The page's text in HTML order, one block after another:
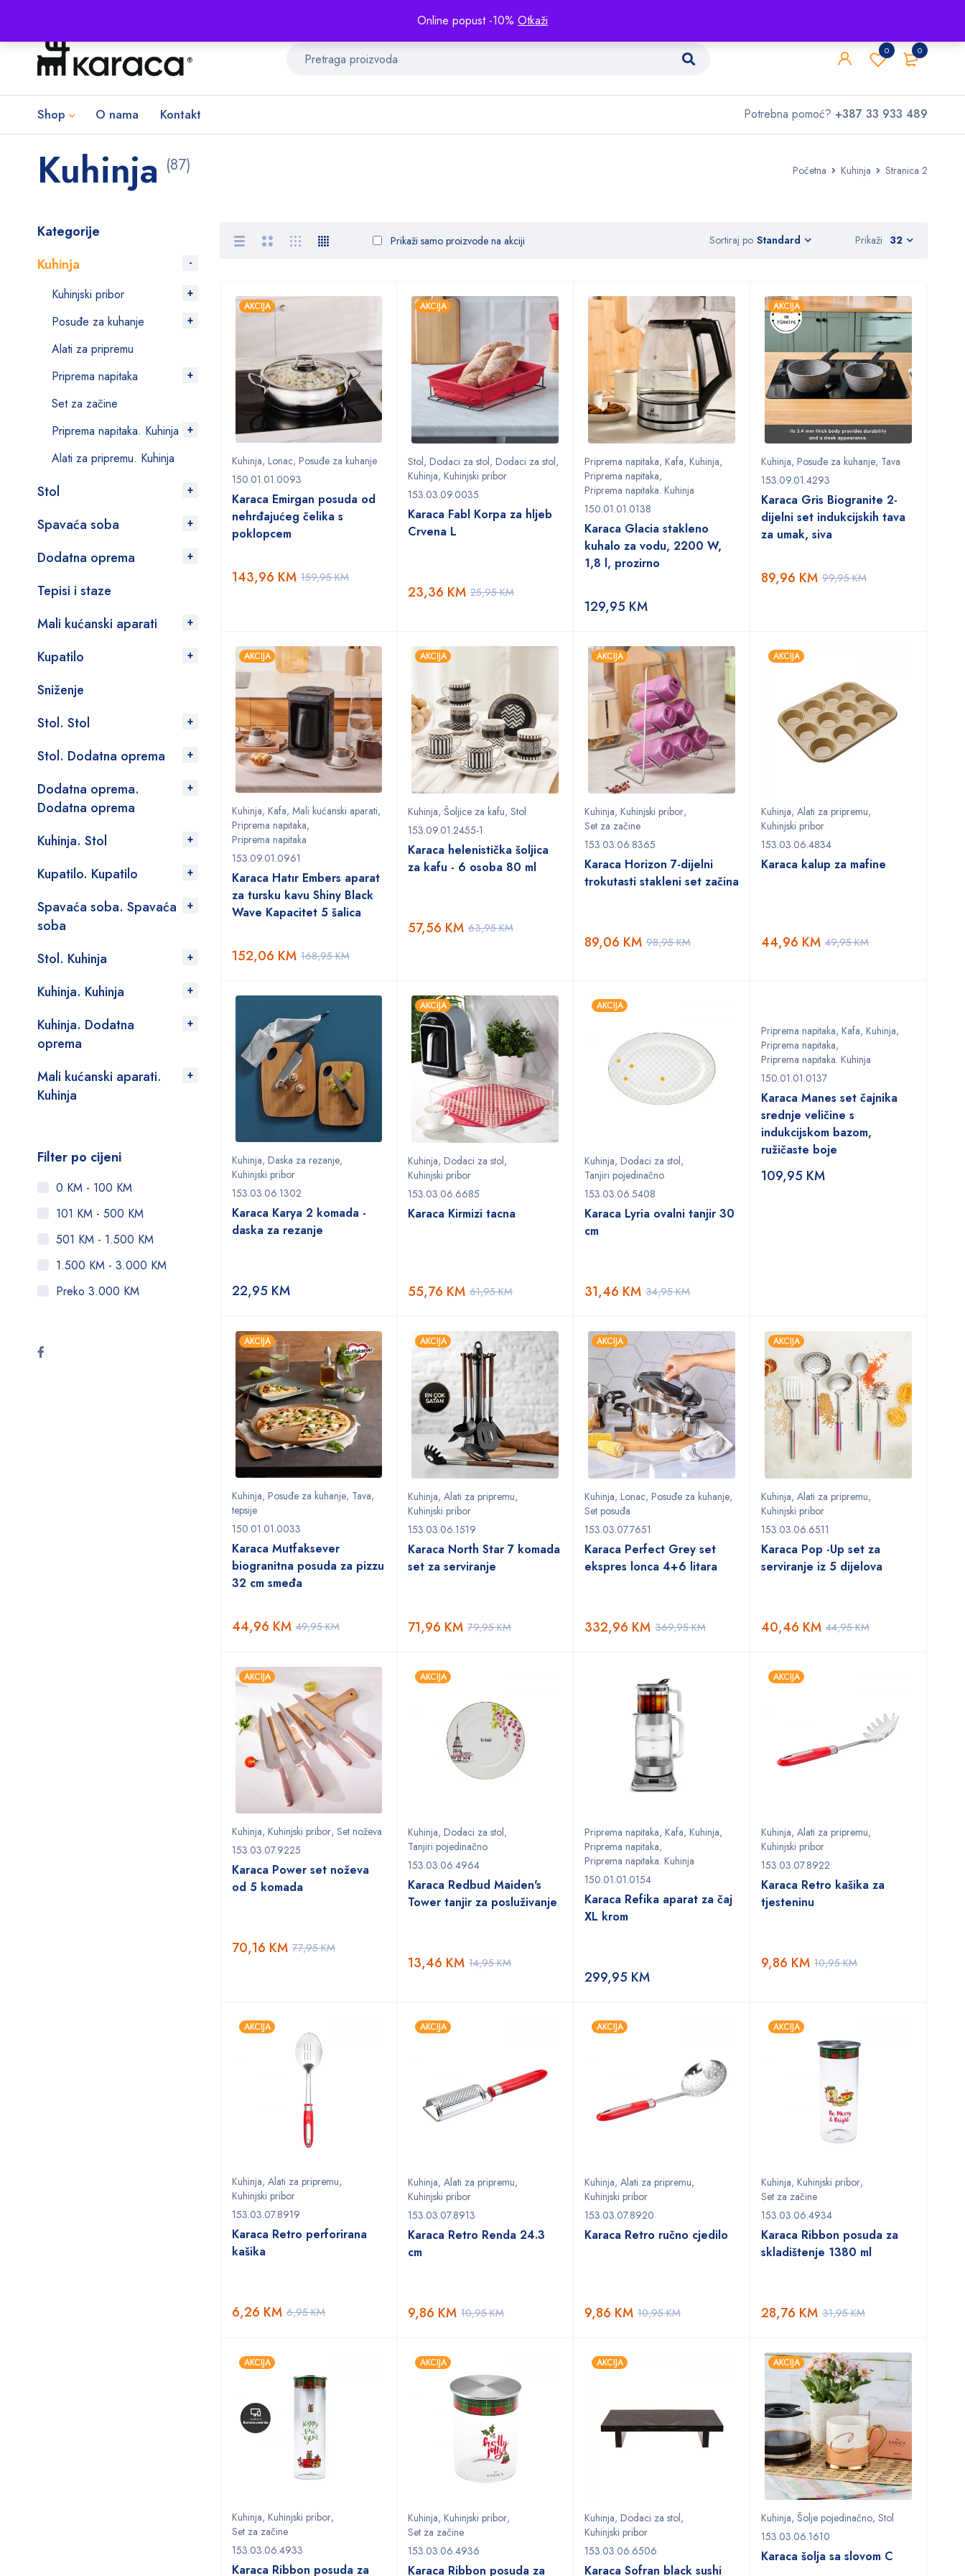
Online popust -10% Otkaži
0
0
Shop O nama Kontakt Potrebna pomoć? +387 33 933 489
Početna Kuhinja Stranica 2
Kuhinja (87)
Kategorije
Kuhinja
Kuhinjski pribor
Posuđe za kuhanje
Alati za pripremu
Priprema napitaka
Set za začine
Priprema napitaka. Kuhinja
Alati za pripremu. Kuhinja
Stol
Spavaća soba
Dodatna oprema
Tepisi i staze
Mali kućanski aparati
Kupatilo
Sniženje
Stol. Stol
Stol. Dodatna oprema
Dodatna oprema.
Dodatna oprema
Kuhinja. Stol
Kupatilo. Kupatilo
Spavaća soba. Spavaća
soba
Stol. Kuhinja
Kuhinja. Kuhinja
Kuhinja. Dodatna
oprema
Mali kućanski aparati.
Kuhinja
Filter po cijeni
0 KM - 100 KM
101 KM - 500 KM
501 KM - 1.500 KM
1.500 KM - 3.000 KM
Preko 3.000 KM
Sortiraj po Standard
Prikaži samo proizvode na akciji Prikaži 32
AKCIJA
Kuhinja, Lonac, Posuđe za kuhanje
150.01.01.0093
Karaca Emirgan posuda od
nehrđajućeg čelika s
poklopcem
159,95KM
143,96 KM
AKCIJA
Stol, Dodaci za stol, Dodaci za stol,
Kuhinja, Kuhinjski pribor
153.03.09.0035
Karaca Fabl Korpa za hljeb
Crvena L
25,95KM
23,36 KM
Priprema napitaka, Kafa, Kuhinja,
Priprema napitaka,
Priprema napitaka. Kuhinja
150.01.01.0138
Karaca Glacia stakleno
kuhalo za vodu, 2200 W,
1,8 l, prozirno
129,95 KM
AKCIJA
Kuhinja, Posuđe za kuhanje, Tava
153.09.01.4293
Karaca Gris Biogranite 2-
dijelni set indukcijskih tava
za umak, siva
99,95KM
89,96 KM
AKCIJA
Kuhinja, Kafa, Mali kućanski aparati,
Priprema napitaka,
Priprema napitaka
153.09.01.0961
Karaca Hatır Embers aparat
za tursku kavu Shiny Black
Wave Kapacitet 5 šalica
168,95KM
152,06 KM
AKCIJA
Kuhinja, Šoljice za kafu, Stol
153.09.01.2455-1
Karaca helenistička šoljica
za kafu - 6 osoba 80 ml
63,95KM
57,56 KM
AKCIJA
Kuhinja, Kuhinjski pribor,
Set za začine
153.03.06.8365
Karaca Horizon 7-dijelni
trokutasti stakleni set začina
98,95KM
89,06 KM
AKCIJA
Kuhinja, Alati za pripremu,
Kuhinjski pribor
153.03.06.4834
Karaca kalup za mafine
49,95KM
44,96 KM
Kuhinja, Daska za rezanje,
Kuhinjski pribor
153.03.06.1302
Karaca Karya 2 komada -
daska za rezanje
22,95 KM
AKCIJA
Kuhinja, Dodaci za stol,
Kuhinjski pribor
153.03.06.6685
Karaca Kirmizi tacna
61,95KM
55,76 KM
AKCIJA
Kuhinja, Dodaci za stol,
Tanjiri pojedinačno
153.03.06.5408
Karaca Lyria ovalni tanjir 30
cm
34,95KM
31,46 KM
Priprema napitaka, Kafa, Kuhinja,
Priprema napitaka,
Priprema napitaka. Kuhinja
150.01.01.0137
Karaca Manes set čajnika
srednje veličine s
indukcijskom bazom,
ružičaste boje
109,95 KM
AKCIJA
Kuhinja, Posuđe za kuhanje, Tava,
tepsije
150.01.01.0033
Karaca Mutfaksever
biogranitna posuda za pizzu
32 cm smeđa
49,95KM
44,96 KM
AKCIJA
Kuhinja, Alati za pripremu,
Kuhinjski pribor
153.03.06.1519
Karaca North Star 7 komada
set za serviranje
79,95KM
71,96 KM
AKCIJA
Kuhinja, Lonac, Posuđe za kuhanje,
Set posuđa
153.03.07.7651
Karaca Perfect Grey set
ekspres lonca 4+6 litara
369,95KM
332,96 KM
AKCIJA
Kuhinja, Alati za pripremu,
Kuhinjski pribor
153.03.06.6511
Karaca Pop -Up set za
serviranje iz 5 dijelova
44,95KM
40,46 KM
AKCIJA
Kuhinja, Kuhinjski pribor, Set noževa
153.03.07.9225
Karaca Power set noževa
od 5 komada
77,95KM
70,16 KM
AKCIJA
Kuhinja, Dodaci za stol,
Tanjiri pojedinačno
153.03.06.4964
Karaca Redbud Maiden's
Tower tanjir za posluživanje
14,95KM
13,46 KM
Priprema napitaka, Kafa, Kuhinja,
Priprema napitaka,
Priprema napitaka. Kuhinja
150.01.01.0154
Karaca Refika aparat za čaj
XL krom
299,95 KM
AKCIJA
Kuhinja, Alati za pripremu,
Kuhinjski pribor
153.03.07.8922
Karaca Retro kašika za
tjesteninu
10,95KM
9,86 KM
AKCIJA
Kuhinja, Alati za pripremu,
Kuhinjski pribor
153.03.07.8919
Karaca Retro perforirana
kašika
6,95KM
6,26 KM
AKCIJA
Kuhinja, Alati za pripremu,
Kuhinjski pribor
153.03.07.8913
Karaca Retro Renda 24.3
cm
10,95KM
9,86 KM
AKCIJA
Kuhinja, Alati za pripremu,
Kuhinjski pribor
153.03.07.8920
Karaca Retro ručno cjedilo
10,95KM
9,86 KM
AKCIJA
Kuhinja, Kuhinjski pribor,
Set za začine
153.03.06.4934
Karaca Ribbon posuda za
skladištenje 1380 ml
31,95KM
28,76 KM
AKCIJA
Kuhinja, Kuhinjski pribor,
Set za začine
153.03.06.4933
Karaca Ribbon posuda za
AKCIJA
Kuhinja, Kuhinjski pribor,
Set za začine
153.03.06.4936
Karaca Ribbon posuda za
AKCIJA
Kuhinja, Dodaci za stol,
Kuhinjski pribor
153.03.06.6506
Karaca Sofran black sushi
AKCIJA
Kuhinja, Šolje pojedinačno, Stol
153.03.06.1610
Karaca šolja sa slovom C